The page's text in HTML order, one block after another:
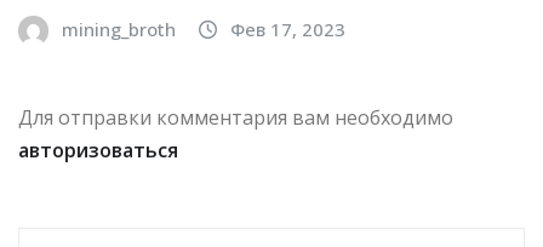
mining_broth Фев 17, 2023
Для отправки комментария вам необходимо
авторизоваться